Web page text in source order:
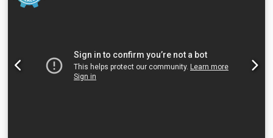
す。フィーダーとジョガーデリバリーを備えています。
オ検査 エムスキルヒェン/ニュルンベルクに在庫あり - 即納可
能 - テスト可能